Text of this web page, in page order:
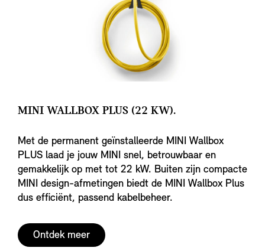
MINI WALLBOX PLUS (22 KW).
Met de permanent geïnstalleerde MINI Wallbox
PLUS laad je jouw MINI snel, betrouwbaar en
gemakkelijk op met tot 22 kW. Buiten zijn compacte
MINI design-afmetingen biedt de MINI Wallbox Plus
dus efficiënt, passend kabelbeheer.
Ontdek meer